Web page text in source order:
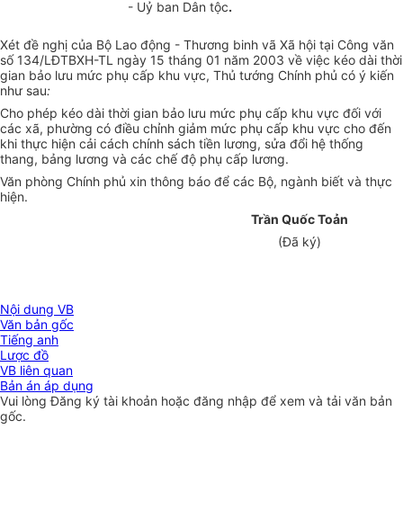
- Uỷ ban Dân tộc.
Xét đề nghị của Bộ Lao động - Thương binh vã Xã hội tại Công văn
số 134/LĐTBXH-TL ngày 15 tháng 01 năm 2003 về việc kéo dài thời
gian bảo lưu mức phụ cấp khu vực, Thủ tướng Chính phủ có ý kiến
như sau:
Cho phép kéo dài thời gian bảo lưu mức phụ cấp khu vực đối với
các xã, phường có điều chỉnh giảm mức phụ cấp khu vực cho đến
khi thực hiện cải cách chính sách tiền lương, sửa đổi hệ thống
thang, bảng lương và các chế độ phụ cấp lương.
Văn phòng Chính phủ xin thông báo để các Bộ, ngành biết và thực
hiện.
Trần Quốc Toản
(Đã ký)
Nội dung VB
Văn bản gốc
Tiếng anh
Lược đồ
VB liên quan
Bản án áp dụng
Vui lòngĐăng ký tài khoản hoặc đăng nhập để xem và tải văn bản
gốc.